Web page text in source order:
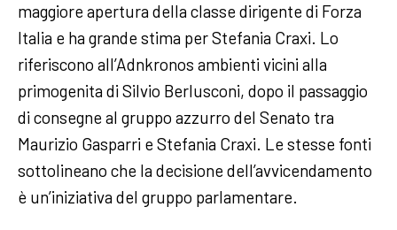
maggiore apertura della classe dirigente di Forza
Italia e ha grande stima per Stefania Craxi. Lo
riferiscono all’Adnkronos ambienti vicini alla
primogenita di Silvio Berlusconi, dopo il passaggio
di consegne al gruppo azzurro del Senato tra
Maurizio Gasparri e Stefania Craxi. Le stesse fonti
sottolineano che la decisione dell’avvicendamento
è un’iniziativa del gruppo parlamentare.